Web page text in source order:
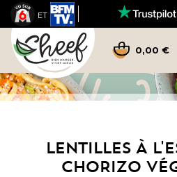
ET
0,00 €
LENTILLES À
CHORIZO